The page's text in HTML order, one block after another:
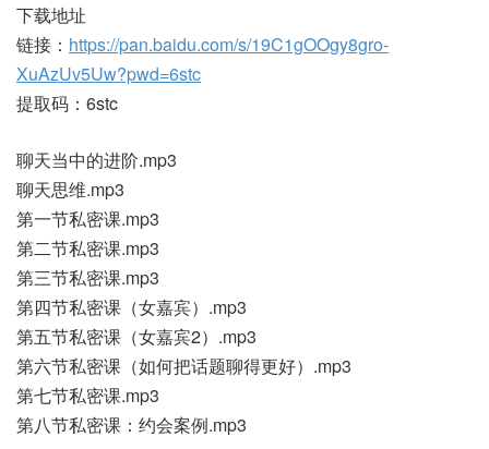
下载地址
链接： https://pan.baidu.com/s/19C1gOOgy8gro-
XuAzUv5Uw?pwd=6stc
提取码：6stc
聊天当中的进阶.mp3
聊天思维.mp3
第一节私密课.mp3
第二节私密课.mp3
第三节私密课.mp3
第四节私密课（女嘉宾）.mp3
第五节私密课（女嘉宾2）.mp3
第六节私密课（如何把话题聊得更好）.mp3
第七节私密课.mp3
第八节私密课：约会案例.mp3